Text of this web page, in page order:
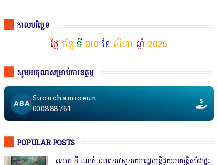
កាលបរិច្ឆេទ
ថ្ងៃ ច័ន្ទ ទី 010 ខែ សីហា ឆ្នាំ 2026
សូមអរគុណសម្រាប់ការឧត្ថម្ភ
Suonchamroeun
000888761
POPULAR POSTS
លោក នី ណាក់ អំពាវនាវឲ្យនាយករដ្ឋមន្ត្រីជួយរកយុត្តិធម៌ជាថ្នូរ